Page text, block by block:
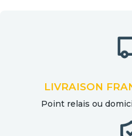
LIVRAISON
Point relais ou